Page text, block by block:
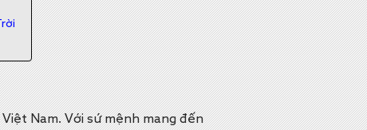
Nam. Với sứ mệnh mang đến